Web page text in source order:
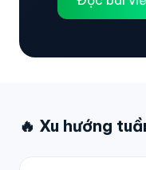
🔥 Xu hướng